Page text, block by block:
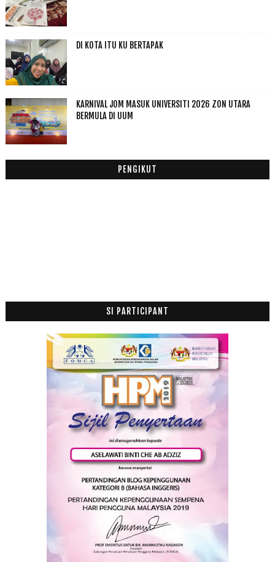
►2018(195)
►2017(199)
►2016(174)
►2015(199)
►2014(47)
►2013(53)
►2012(100)
►2011(63)
DI KOTA ITU KU BERTAPAK
KARNIVAL JOM MASUK UNIVERSITI 2026 ZON UTARA
BERMULA DI UUM
PENGIKUT
SI PARTICIPANT